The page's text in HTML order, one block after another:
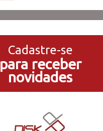
no Cartão de Crédito
5% de Desconto
no Pagamento PIX
Em Nossas Lojas Físicas
Cadastre-se
para receber
novidades